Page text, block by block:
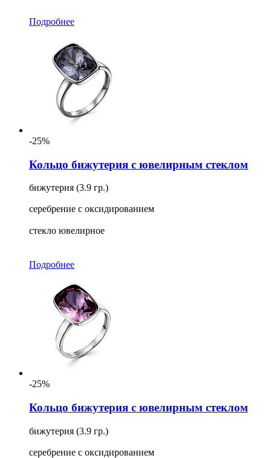
Подробнее
-25%
Кольцо бижутерия с ювелирным стеклом
бижутерия (3.9 гр.)
серебрение с оксидированием
стекло ювелирное
Подробнее
-25%
Кольцо бижутерия с ювелирным стеклом
бижутерия (3.9 гр.)
серебрение с оксидированием